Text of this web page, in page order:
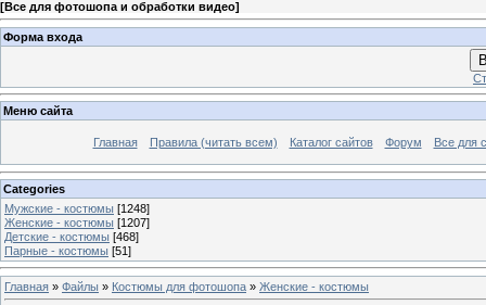
[Все для фотошопа и обработки видео]
Форма входа
Меню сайта
Главная Правила (читать всем) Каталог сайтов Форум Все для
Categories
Мужские - костюмы [1248]
Женские - костюмы [1207]
Детские - костюмы [468]
Парные - костюмы [51]
Главная » Файлы » Костюмы для фотошопа » Женские - костюмы